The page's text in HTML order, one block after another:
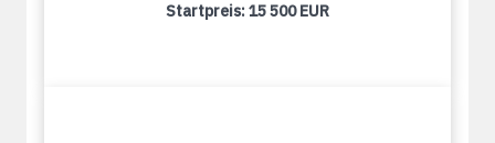
Startpreis:15 500 EUR